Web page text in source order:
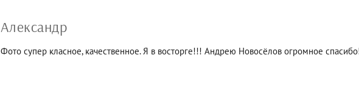
Александр
Фото супер класное, качественное. Я в восторге!!! Андрею Новосёлов огромное